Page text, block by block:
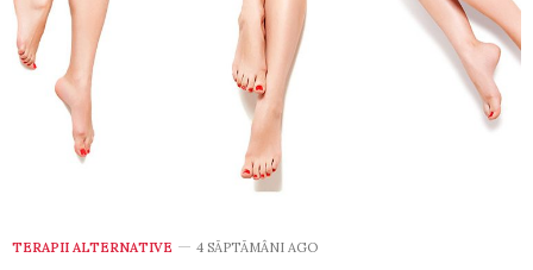
TERAPII ALTERNATIVE 4 SĂPTĂMÂNI AGO